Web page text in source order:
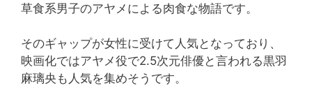
草食系男子のアヤメによる肉食な物語です。
そのギャップが女性に受けて人気となっており、
映画化ではアヤメ役で2.5次元俳優と言われる黒羽
麻璃央も人気を集めそうです。